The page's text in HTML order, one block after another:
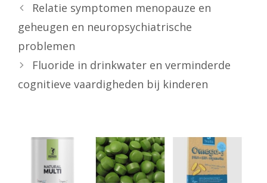
Relatie symptomen menopauze en
geheugen en neuropsychiatrische
problemen
Fluoride in drinkwater en verminderde
cognitieve vaardigheden bij kinderen